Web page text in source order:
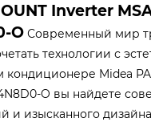
Inverter
O Современный мир
технологии с
кондиционере Midea
O вы найдете
и изысканного